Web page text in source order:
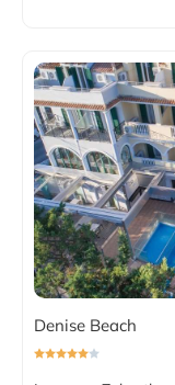
Denise Beach